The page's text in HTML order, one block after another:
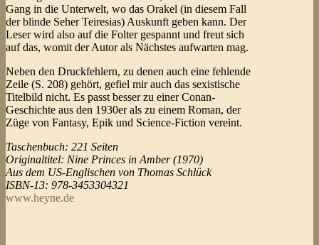
Gang in die Unterwelt, wo das Orakel (in diesem Fall
der blinde Seher Teiresias) Auskunft geben kann. Der
Leser wird also auf die Folter gespannt und freut sich
auf das, womit der Autor als Nächstes aufwarten mag.
Neben den Druckfehlern, zu denen auch eine fehlende
Zeile (S. 208) gehört, gefiel mir auch das sexistische
Titelbild nicht. Es passt besser zu einer Conan-
Geschichte aus den 1930er als zu einem Roman, der
Züge von Fantasy, Epik und Science-Fiction vereint.
Taschenbuch: 221 Seiten
Originaltitel: Nine Princes in Amber (1970)
Aus dem US-Englischen von Thomas Schlück
ISBN-13: 978-3453304321
www.heyne.de